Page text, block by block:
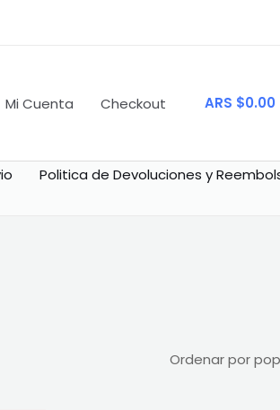
Mi Cuenta Checkout ARS $0.00
Politica de Devoluciones y